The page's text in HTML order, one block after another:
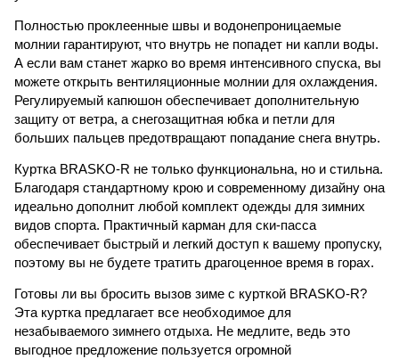
Полностью проклеенные швы и водонепроницаемые
молнии гарантируют, что внутрь не попадет ни капли воды.
А если вам станет жарко во время интенсивного спуска, вы
можете открыть вентиляционные молнии для охлаждения.
Регулируемый капюшон обеспечивает дополнительную
защиту от ветра, а снегозащитная юбка и петли для
больших пальцев предотвращают попадание снега внутрь.
Куртка BRASKO-R не только функциональна, но и стильна.
Благодаря стандартному крою и современному дизайну она
идеально дополнит любой комплект одежды для зимних
видов спорта. Практичный карман для ски-пасса
обеспечивает быстрый и легкий доступ к вашему пропуску,
поэтому вы не будете тратить драгоценное время в горах.
Готовы ли вы бросить вызов зиме с курткой BRASKO-R?
Эта куртка предлагает все необходимое для
незабываемого зимнего отдыха. Не медлите, ведь это
выгодное предложение пользуется огромной